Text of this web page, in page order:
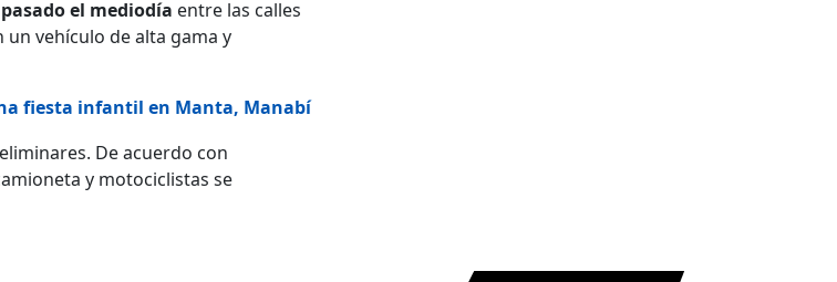
el mediodía entre las calles
vehículo de alta gama y
fiesta infantil en Manta, Manabí
De acuerdo con
y motociclistas se